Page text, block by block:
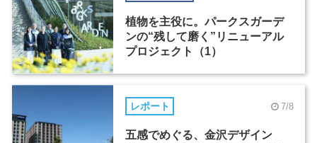
植物を主役に。パークスガーデ
ンの“残して磨く”リニューアル
プロジェクト（1）
レポート 7/8
五感でめぐる、金沢デザイン